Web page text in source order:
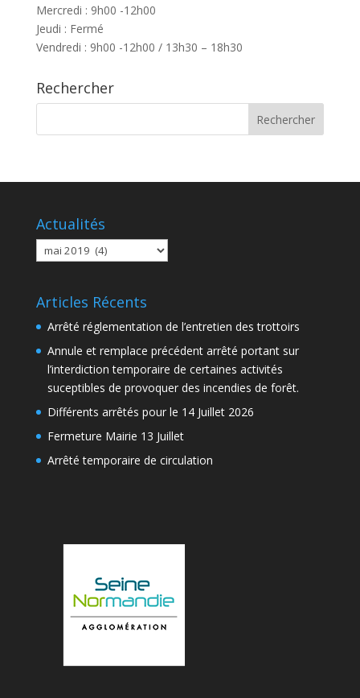
Mercredi : 9h00 -12h00
Jeudi : Fermé
Vendredi : 9h00 -12h00 / 13h30 – 18h30
Rechercher
Actualités
Actualités
Articles Récents
Arrêté réglementation de l’entretien des trottoirs
Annule et remplace précédent arrêté portant sur
l’interdiction temporaire de certaines activités
suceptibles de provoquer des incendies de forêt.
Différents arrêtés pour le 14 Juillet 2026
Fermeture Mairie 13 Juillet
Arrêté temporaire de circulation